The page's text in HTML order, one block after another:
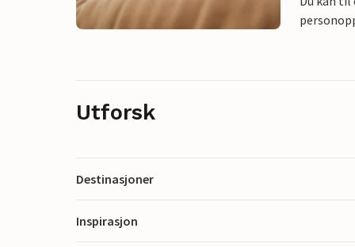
Utforsk
Destinasjoner
Inspirasjon